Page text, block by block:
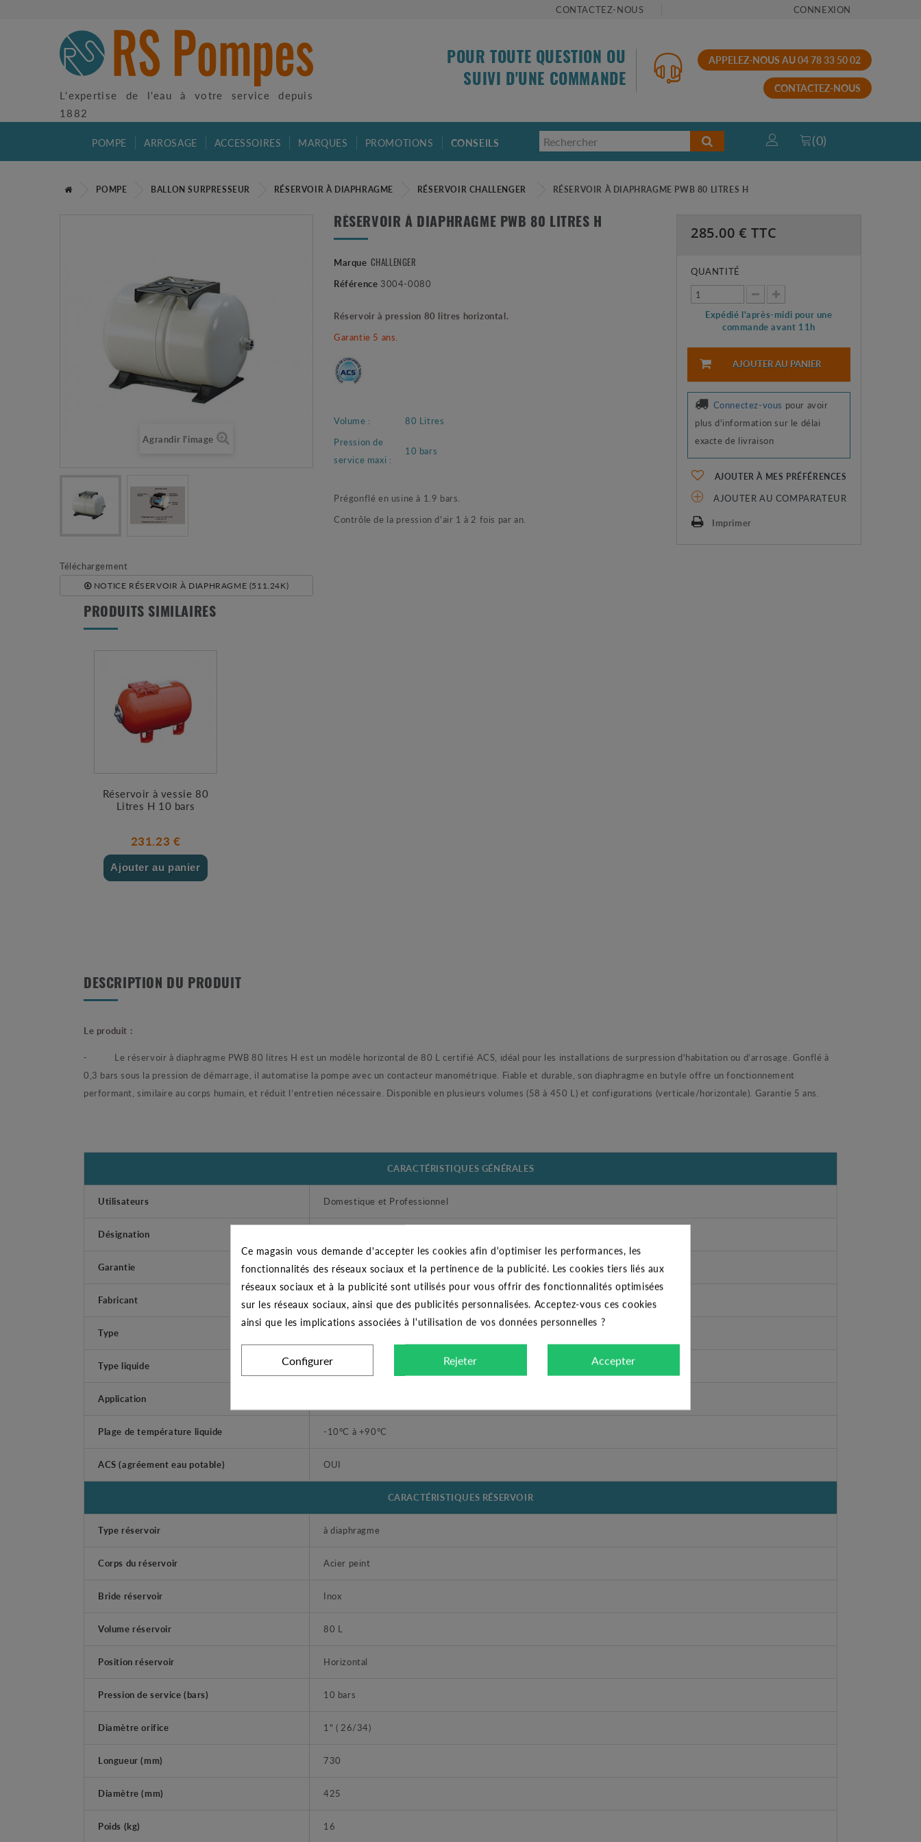
CONTACTEZ-NOUS CONNEXION
L'expertise de l'eau à votre service depuis
1882
POUR TOUTE QUESTION OU
SUIVI D'UNE COMMANDE
APPELEZ-NOUS AU 04 78 33 50 02
CONTACTEZ-NOUS
POMPE ARROSAGE ACCESSOIRES MARQUES PROMOTIONS CONSEILS (0)
POMPE BALLON SURPRESSEUR RÉSERVOIR À DIAPHRAGME RÉSERVOIR CHALLENGER RÉSERVOIR À DIAPHRAGME PWB 80 LITRES H
Agrandir l'image
Téléchargement
NOTICE RÉSERVOIR À DIAPHRAGME (511.24K)
RÉSERVOIR À DIAPHRAGME PWB 80 LITRES H
Marque CHALLENGER
Référence 3004-0080
Réservoir à pression 80 litres horizontal.
Garantie 5 ans.
Volume :
80 Litres
Pression de
service maxi :
10 bars
Prégonflé en usine à 1.9 bars.
Contrôle de la pression d'air 1 à 2 fois par an.
285.00 € TTC
QUANTITÉ
Expédié l'après-midi pour une
commande avant 11h
AJOUTER AU PANIER
Connectez-vous pour avoir
plus d'information sur le délai
exacte de livraison
AJOUTER À MES PRÉFÉRENCES
AJOUTER AU COMPARATEUR
Imprimer
PRODUITS SIMILAIRES
Réservoir à vessie 80
Litres H 10 bars
231.23 €
Ajouter au panier
DESCRIPTION DU PRODUIT
Le produit :
- Le réservoir à diaphragme PWB 80 litres H est un modèle horizontal de 80 L certifié ACS, idéal pour les installations de surpression d'habitation ou d’arrosage. Gonflé à
0,3 bars sous la pression de démarrage, il automatise la pompe avec un contacteur manométrique. Fiable et durable, son diaphragme en butyle offre un fonctionnement
performant, similaire au corps humain, et réduit l’entretien nécessaire. Disponible en plusieurs volumes (58 à 450 L) et configurations (verticale/horizontale). Garantie 5 ans.
CARACTÉRISTIQUES GÉNÉRALES
Utilisateurs Domestique et Professionnel
Désignation
Garantie 5 ans
Fabricant CHALLENGER
Type
Type liquide Toutes eaux même calcaires ou agressives
Application
Plage de température liquide -10°C à +90°C
ACS (agréement eau potable) OUI
CARACTÉRISTIQUES RÉSERVOIR
Type réservoir à diaphragme
Corps du réservoir Acier peint
Bride réservoir Inox
Volume réservoir 80 L
Position réservoir Horizontal
Pression de service (bars) 10 bars
Diamètre orifice 1" ( 26/34)
Longueur (mm) 730
Diamètre (mm) 425
Poids (kg) 16
Ce magasin vous demande d'accepter les cookies afin d'optimiser les performances, les
fonctionnalités des réseaux sociaux et la pertinence de la publicité. Les cookies tiers liés aux
réseaux sociaux et à la publicité sont utilisés pour vous offrir des fonctionnalités optimisées
sur les réseaux sociaux, ainsi que des publicités personnalisées. Acceptez-vous ces cookies
ainsi que les implications associées à l'utilisation de vos données personnelles ?
Configurer Rejeter Accepter